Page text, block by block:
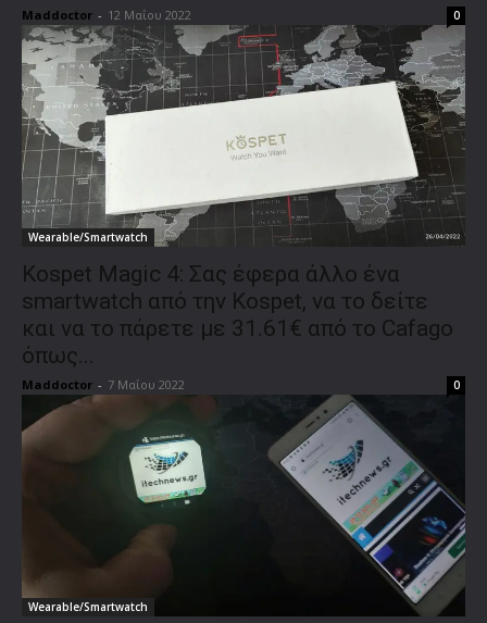
Maddoctor - 12 Μαΐου 2022 0
Wearable/Smartwatch
Kospet Magic 4: Σας έφερα άλλο ένα
smartwatch από την Kospet, να το δείτε
και να το πάρετε με 31.61€ από το Cafago
όπως...
Maddoctor - 7 Μαΐου 2022 0
Wearable/Smartwatch